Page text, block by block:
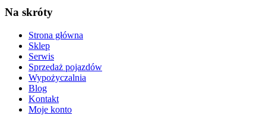
Na skróty
Strona główna
Sklep
Serwis
Sprzedaż pojazdów
Wypożyczalnia
Blog
Kontakt
Moje konto